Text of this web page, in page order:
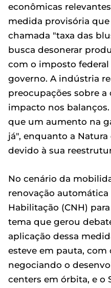
econômicas
medida provisória
chamada "taxa das
busca desonerar
com o imposto federal
governo. A indústria
preocupações sobre a
impacto nos
que um aumento na
já", enquanto a
devido à sua
No cenário da
renovação
Habilitação (CNH)
tema que gerou
aplicação dessa
esteve em pauta, com
negociando o
centers em órbita, e o